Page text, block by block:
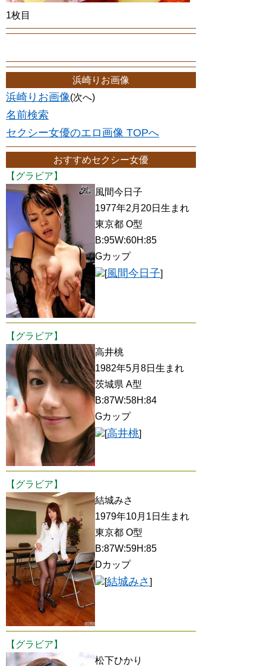
1枚目
浜崎りお画像
浜崎りお画像(次へ)
名前検索
セクシー女優のエロ画像 TOPへ
おすすめセクシー女優
【グラビア】
風間今日子
1977年2月20日生まれ
東京都 O型
B:95W:60H:85
Gカップ
[風間今日子]
【グラビア】
高井桃
1982年5月8日生まれ
茨城県 A型
B:87W:58H:84
Gカップ
[高井桃]
【グラビア】
結城みさ
1979年10月1日生まれ
東京都 O型
B:87W:59H:85
Dカップ
[結城みさ]
【グラビア】
松下ひかり